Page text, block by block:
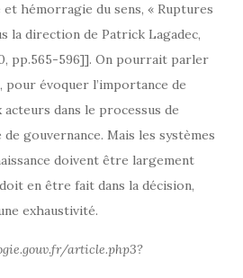
hémorragie du sens, « Ruptures
la direction de Patrick Lagadec,
pp.565-596]]. On pourrait parler
pour évoquer l’importance de
acteurs dans le processus de
gouvernance. Mais les systèmes
doivent être largement
en être fait dans la décision,
exhaustivité.
article.php3?